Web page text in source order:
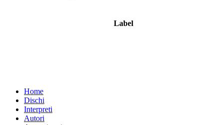
Label
Home
Dischi
Interpreti
Autori